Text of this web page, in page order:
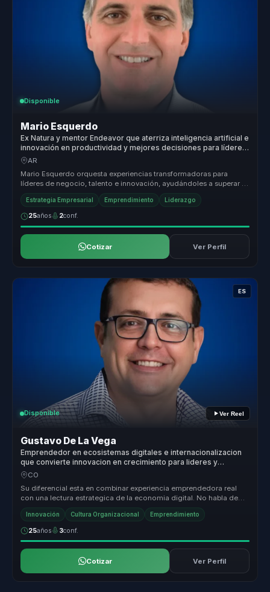
Disponible
Mario Esquerdo
Ex Natura y mentor Endeavor que aterriza inteligencia artificial e
innovación en productividad y mejores decisiones para líderes
de negocio y talento.
AR
Mario Esquerdo orquesta experiencias transformadoras para
líderes de negocio, talento e innovación, ayudándoles a superar la
fricción con...
Estrategia Empresarial Emprendimiento Liderazgo
25años 2conf.
Cotizar Ver Perfil
ES
Disponible Ver Reel
Gustavo De La Vega
Emprendedor en ecosistemas digitales e internacionalizacion
que convierte innovacion en crecimiento para lideres y
empresas.
CO
Su diferencial esta en combinar experiencia emprendedora real
con una lectura estrategica de la economia digital. No habla de
innovacion ...
Innovación Cultura Organizacional Emprendimiento
25años 3conf.
Cotizar Ver Perfil